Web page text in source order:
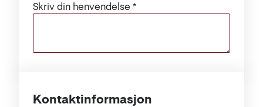
Skriv din henvendelse
Kontaktinformasjon